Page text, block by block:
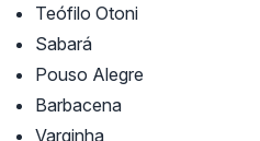
Teófilo Otoni
Sabará
Pouso Alegre
Barbacena
Varginha